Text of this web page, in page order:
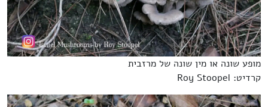
מופע שונה או מין שונה של מרזבית
קרדיט: Roy Stoopel